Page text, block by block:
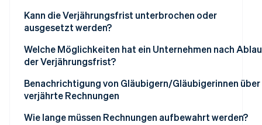
Erfahren Sie, wie Stripe Lösungen für die
Jetzt ansehen
Kann die Verjährungsfrist unterbrochen oder
ausgesetzt werden?
Welche Möglichkeiten hat ein Unternehmen nach
der Verjährungsfrist?
Benachrichtigung von Gläubigern/Gläubigerinnen über
verjährte Rechnungen
Wie lange müssen Rechnungen aufbewahrt werden?